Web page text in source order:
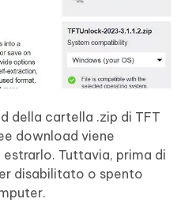
della cartella .zip di TFT
download viene
Tuttavia, prima di
disabilitato o spento